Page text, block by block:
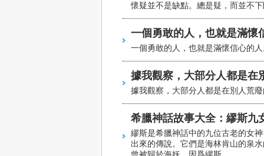
懷疑並不是缺點。總是疑，而並不
一個勇敢的人，也就是滿懷
一個勇敢的人，也就是滿懷信心的
據我觀察，大部分人都是在
據我觀察，大部分人都是在別人荒
希臘神話故事大全：繆斯九
繆斯是希臘神話中的九位古老的女
出來的傳說。它們是海林肯山的泉